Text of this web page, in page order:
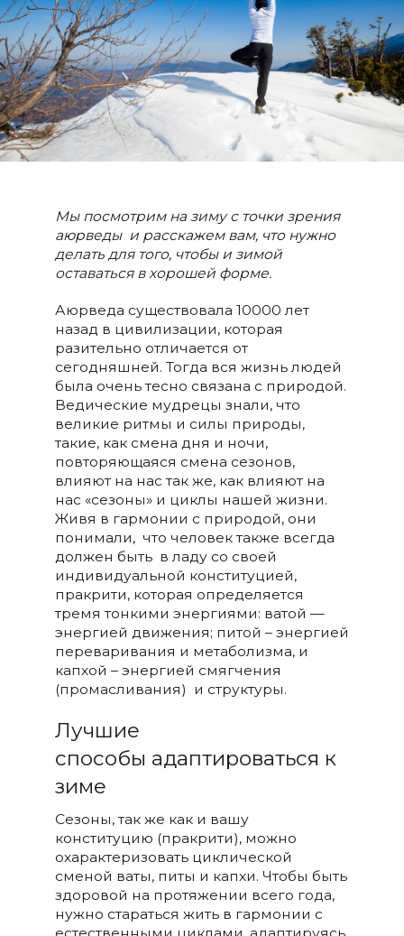
Мы посмотрим на зиму с точки зрения
аюрведы и расскажем вам, что нужно
делать для того, чтобы и зимой
оставаться в хорошей форме.
Аюрведа существовала 10000 лет
назад в цивилизации, которая
разительно отличается от
сегодняшней. Тогда вся жизнь людей
была очень тесно связана с природой.
Ведические мудрецы знали, что
великие ритмы и силы природы,
такие, как смена дня и ночи,
повторяющаяся смена сезонов,
влияют на нас так же, как влияют на
нас «сезоны» и циклы нашей жизни.
Живя в гармонии с природой, они
понимали, что человек также всегда
должен быть в ладу со своей
индивидуальной конституцией,
пракрити, которая определяется
тремя тонкими энергиями: ватой —
энергией движения; питой – энергией
переваривания и метаболизма, и
капхой – энергией смягчения
(промасливания) и структуры.
Лучшие
способы адаптироваться к
зиме
Сезоны, так же как и вашу
конституцию (пракрити), можно
охарактеризовать циклической
сменой ваты, питы и капхи. Чтобы быть
здоровой на протяжении всего года,
нужно стараться жить в гармонии с